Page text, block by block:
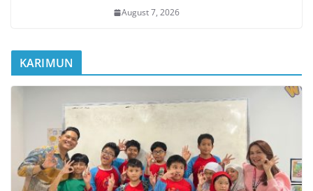
August 7, 2026
KARIMUN